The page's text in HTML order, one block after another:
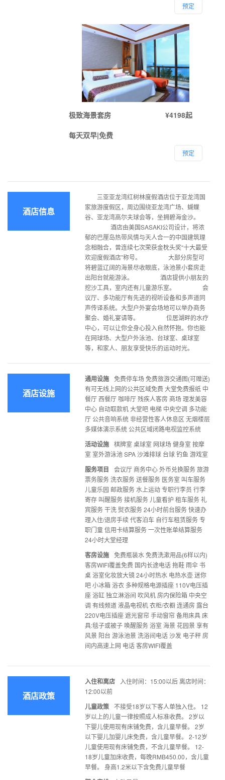
预定
极致海景套房
¥4198起
每天双早|免费
预定
酒店信息
三亚亚龙湾红树林度假酒店位于亚龙湾国
家旅游度假区，周边围绕亚龙湾广场、蝴蝶
谷、亚龙湾高尔夫球会等，坐拥碧海金沙。
酒店由美国SASAKI公司设计，将浓
郁的巴厘岛热带风情与天人合一的中国建筑理
念相融合，曾连续七次荣获金枕头奖“十大最受
欢迎度假酒店”称号。 大部分房型可
将碧蓝辽阔的海景尽收眼底，泳池景小套房走
出阳台就能游泳。 酒店提供小朋友的
挖沙工具，室内还有儿童游乐室。 会
议厅、多功能厅有先进的视听设备和多声道同
声传译系统。大型户外宴会场地可以举办商务
聚会、婚礼宴请等。 位居湖畔的水疗
中心，可以让你全身心投入自然怀抱。你也能
在网球场、大型户外泳池、台球室、桌球室
等，和家人、朋友享受快乐的运动时光。
酒店设施
通用设施 免费停车场 免费旅游交通图(可赠送)
有可无线上网的公共区域免费 大堂免费报纸 中
餐厅 西餐厅 咖啡厅 残疾人客房 商场 理发美容
中心 自动取款机 大堂吧 电梯 中央空调 多功能
厅 公共音响系统 非经营性客人休息区 无烟楼层
多媒体演示系统 公共区域闭路电视监控系统
活动设施 棋牌室 桌球室 网球场 健身室 按摩
室 室外游泳池 SPA 沙滩排球 台球 钓鱼 游戏室
服务项目
会议厅 商务中心 外币兑换服务 旅游
票务服务 洗衣服务 送餐服务 医务室 叫车服务
儿童乐园 邮政服务 水上运动 专职行李员 行李
寄存 叫醒服务 接机服务 儿童看护 租车服务 礼
宾服务 干洗 熨衣服务 24小时前台服务 快速办
理入住/退房手续 代客泊车 自行车租赁服务 专
职门童 信用卡结算服务 一次性账单结算服务
24小时大堂经理
客房设施 免费瓶装水 免费洗漱用品(6样以内)
客房WIFI覆盖免费 国内长途电话 拖鞋 雨伞 书
桌 浴室化妆放大镜 24小时热水 电热水壶 迷你
吧 小冰箱 浴衣 多种规格电源插座 110V电压插
座 浴缸 独立淋浴间 吹风机 房内保险箱 中央空
调 有线频道 液晶电视机 衣柜/衣橱 连通房 露台
220V电压插座 遮光窗帘 手动窗帘 备用床具 床
具:毯子或被子 唤醒服务 浴室 海景 花园景 享有
风景 阳台 游泳池景 洗浴间电话 沙发 电子秤 房
间内高速上网 电话 客房WIFI覆盖
酒店政策
入住和离店
入住时间：15:00以后 离店时间：
12:00以前
儿童政策 不接受18岁以下客人单独入住。 12
岁以上的儿童一律按照成人标准收费。 2岁以
下婴儿使用现有床铺免费，含儿童早餐。 2岁
以下婴儿加婴儿床免费，含儿童早餐。 2-12岁
儿童使用现有床铺免费，不含儿童早餐。 12-
18岁儿童加床收费，每晚RMB450.00，含儿童
早餐。 身高1.2米以下含免费儿童早餐